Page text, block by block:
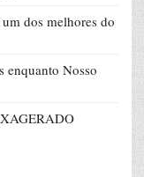
dos melhores do
enquanto Nosso